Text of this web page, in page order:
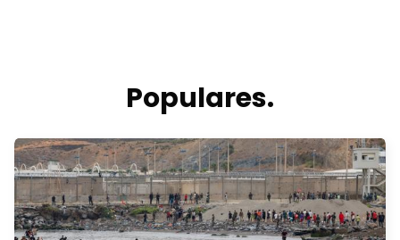
Populares.